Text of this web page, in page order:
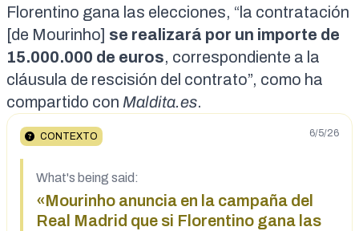
Florentino gana las elecciones, “la contratación
[de Mourinho] se realizará por un importe de
15.000.000 de euros, correspondiente a la
cláusula de rescisión del contrato”, como ha
compartido con Maldita.es.
CONTEXTO 6/5/26
What's being said:
«Mourinho anuncia en la campaña del
Real Madrid que si Florentino gana las